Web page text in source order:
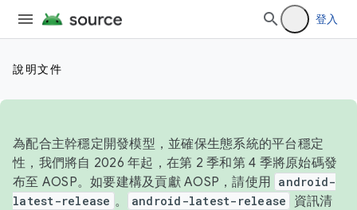
登入
說明文件
為配合主幹穩定開發模型，並確保生態系統的平台穩定
性，我們將自 2026 年起，在第 2 季和第 4 季將原始碼發
布至 AOSP。如要建構及貢獻 AOSP，請使用 android-
latest-release 。 android-latest-release
資訊清